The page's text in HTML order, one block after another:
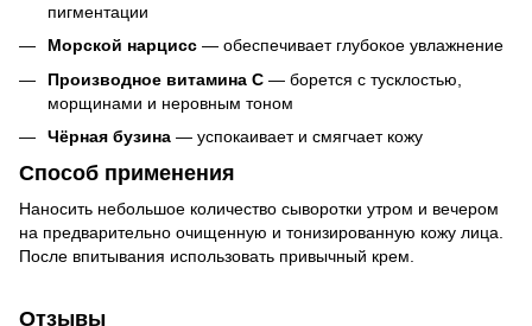
пигментации
Морской нарцисс — обеспечивает глубокое увлажнение
Производное витамина C — борется с тусклостью,
морщинами и неровным тоном
Чёрная бузина — успокаивает и смягчает кожу
Способ применения
Наносить небольшое количество сыворотки утром и вечером
на предварительно очищенную и тонизированную кожу лица.
После впитывания использовать привычный крем.
Отзывы